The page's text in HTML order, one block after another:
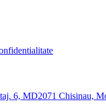
6, MD2071 Chisinau,